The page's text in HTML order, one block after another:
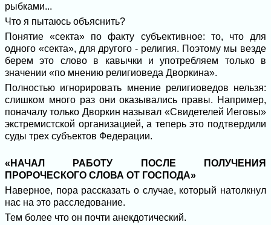
рыбками...
Что я пытаюсь объяснить?
Понятие «секта» по факту субъективное: то, что для
одного «секта», для другого - религия. Поэтому мы везде
берем это слово в кавычки и употребляем только в
значении «по мнению религиоведа Дворкина».
Полностью игнорировать мнение религиоведов нельзя:
слишком много раз они оказывались правы. Например,
поначалу только Дворкин называл «Свидетелей Иеговы»
экстремистской организацией, а теперь это подтвердили
суды трех субъектов Федерации.
«НАЧАЛ РАБОТУ ПОСЛЕ ПОЛУЧЕНИЯ
ПРОРОЧЕСКОГО СЛОВА ОТ ГОСПОДА»
Наверное, пора рассказать о случае, который натолкнул
нас на это расследование.
Тем более что он почти анекдотический.